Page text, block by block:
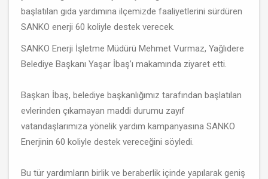
başlatılan gıda yardımına ilçemizde faaliyetlerini sürdüren
SANKO enerji 60 koliyle destek verecek.
SANKO Enerji İşletme Müdürü Mehmet Vurmaz, Yağlıdere
Belediye Başkanı Yaşar İbaş’ı makamında ziyaret etti.
Başkan İbaş, belediye başkanlığımız tarafından başlatılan
evlerinden çıkamayan maddi durumu zayıf
vatandaşlarımıza yönelik yardım kampanyasına SANKO
Enerjinin 60 koliyle destek vereceğini söyledi.
Bu tür yardımların birlik ve beraberlik içinde yapılarak geniş